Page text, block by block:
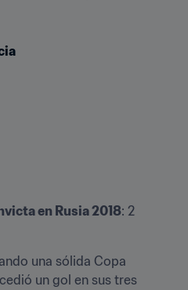
en Rusia 2018: 2
una sólida Copa
un gol en sus tres